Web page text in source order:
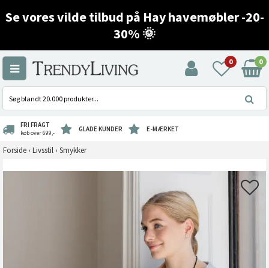
Se vores vilde tilbud på Hay havemøbler -20-
30% 🌞
0 0
FRI FRAGT
køb over 699,- GLADE KUNDER E-MÆRKET
Forside › Livsstil › Smykker